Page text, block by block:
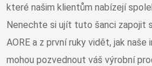
které našim klientům nabízejí
Nenechte si ujít tuto šanci zapojit
AORE a z první ruky vidět, jak
mohou pozvednout váš výrobní